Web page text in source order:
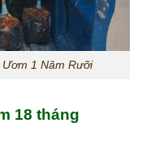
1 Năm Rưỡi
18 tháng